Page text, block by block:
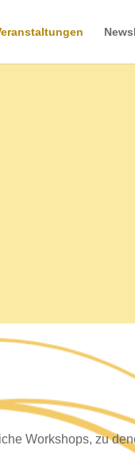
Workshops, zu